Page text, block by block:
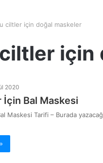
ciltler için doğal maskeler
için
2020
İçin Bal Maskesi
Maskesi Tarifi – Burada